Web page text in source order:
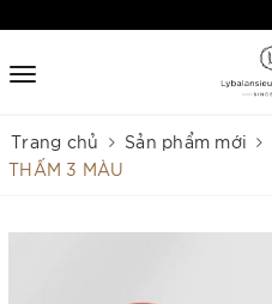
Trang chủ Sản phẩm mới
THẤM 3 MÀU